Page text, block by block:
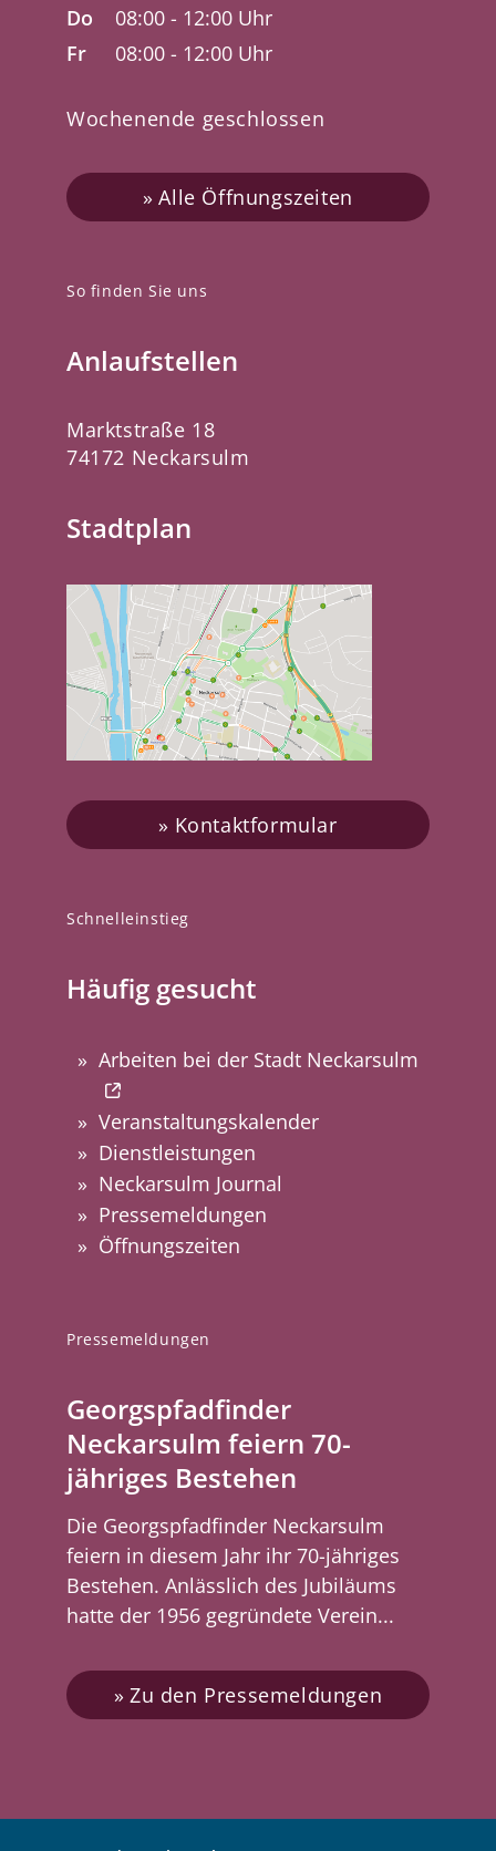
Pressemeldungen
Georgspfadfinder
Neckarsulm feiern 70-
jähriges Bestehen
Die Georgspfadfinder Neckarsulm
feiern in diesem Jahr ihr 70-jähriges
Bestehen. Anlässlich des Jubiläums
hatte der 1956 gegründete Verein...
Zu den Pressemeldungen
Schnelleinstieg
Häufig gesucht
Arbeiten bei der Stadt Neckarsulm
Veranstaltungskalender
Dienstleistungen
Neckarsulm Journal
Pressemeldungen
Öffnungszeiten
So finden Sie uns
Anlaufstellen
Marktstraße 18
74172 Neckarsulm
Stadtplan
Kontaktformular
Do
08:00 - 12:00 Uhr
Fr
08:00 - 12:00 Uhr
Wochenende geschlossen
Alle Öffnungszeiten